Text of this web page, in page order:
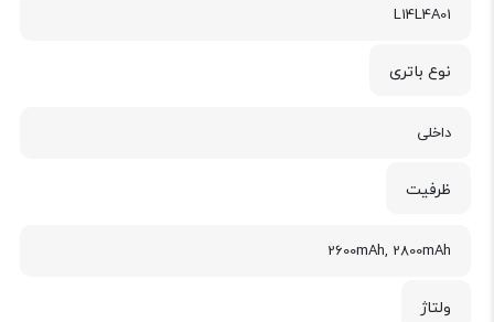
L14L4A01
نوع باتری
داخلی
ظرفیت
2600mAh, 2800mAh
ولتاژ